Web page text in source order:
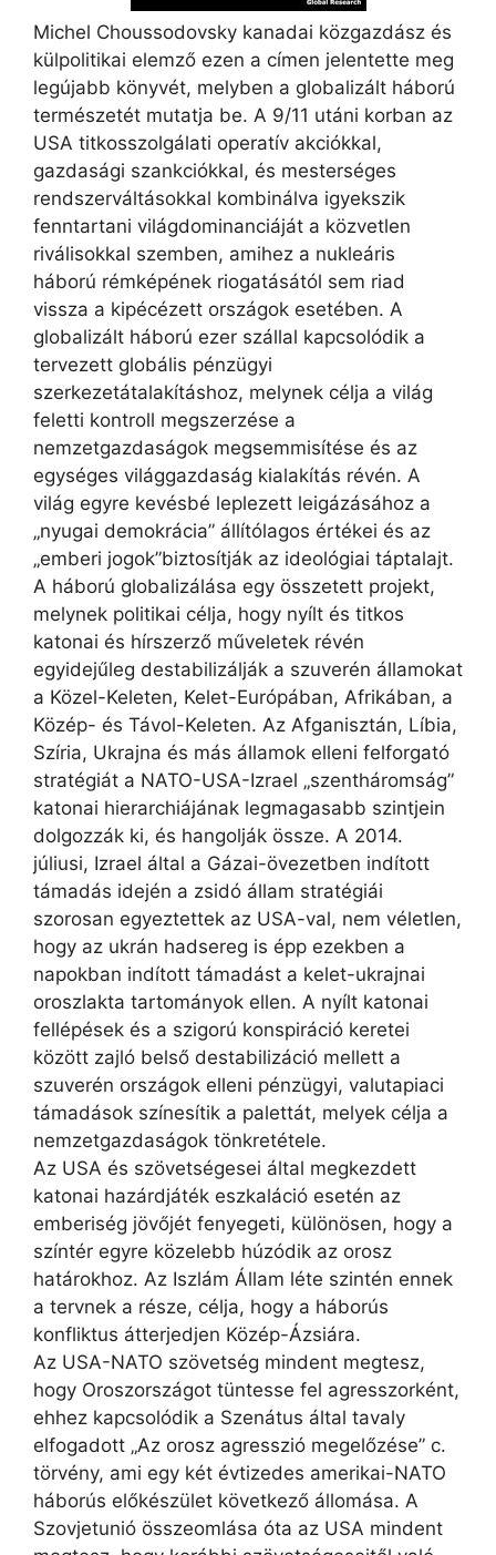
Michel Choussodovsky kanadai közgazdász és
külpolitikai elemző ezen a címen jelentette meg
legújabb könyvét, melyben a globalizált háború
természetét mutatja be. A 9/11 utáni korban az
USA titkosszolgálati operatív akciókkal,
gazdasági szankciókkal, és mesterséges
rendszerváltásokkal kombinálva igyekszik
fenntartani világdominanciáját a közvetlen
riválisokkal szemben, amihez a nukleáris
háború rémképének riogatásától sem riad
vissza a kipécézett országok esetében. A
globalizált háború ezer szállal kapcsolódik a
tervezett globális pénzügyi
szerkezetátalakításhoz, melynek célja a világ
feletti kontroll megszerzése a
nemzetgazdaságok megsemmisítése és az
egységes világgazdaság kialakítás révén. A
világ egyre kevésbé leplezett leigázásához a
„nyugai demokrácia” állítólagos értékei és az
„emberi jogok”biztosítják az ideológiai táptalajt.
A háború globalizálása egy összetett projekt,
melynek politikai célja, hogy nyílt és titkos
katonai és hírszerző műveletek révén
egyidejűleg destabilizálják a szuverén államokat
a Közel-Keleten, Kelet-Európában, Afrikában, a
Közép- és Távol-Keleten. Az Afganisztán, Líbia,
Szíria, Ukrajna és más államok elleni felforgató
stratégiát a NATO-USA-Izrael „szentháromság”
katonai hierarchiájának legmagasabb szintjein
dolgozzák ki, és hangolják össze. A 2014.
júliusi, Izrael által a Gázai-övezetben indított
támadás idején a zsidó állam stratégiái
szorosan egyeztettek az USA-val, nem véletlen,
hogy az ukrán hadsereg is épp ezekben a
napokban indított támadást a kelet-ukrajnai
oroszlakta tartományok ellen. A nyílt katonai
fellépések és a szigorú konspiráció keretei
között zajló belső destabilizáció mellett a
szuverén országok elleni pénzügyi, valutapiaci
támadások színesítik a palettát, melyek célja a
nemzetgazdaságok tönkretétele.
Az USA és szövetségesei által megkezdett
katonai hazárdjáték eszkaláció esetén az
emberiség jövőjét fenyegeti, különösen, hogy a
színtér egyre közelebb húzódik az orosz
határokhoz. Az Iszlám Állam léte szintén ennek
a tervnek a része, célja, hogy a háborús
konfliktus átterjedjen Közép-Ázsiára.
Az USA-NATO szövetség mindent megtesz,
hogy Oroszországot tüntesse fel agresszorként,
ehhez kapcsolódik a Szenátus által tavaly
elfogadott „Az orosz agresszió megelőzése” c.
törvény, ami egy két évtizedes amerikai-NATO
háborús előkészület következő állomása. A
Szovjetunió összeomlása óta az USA mindent